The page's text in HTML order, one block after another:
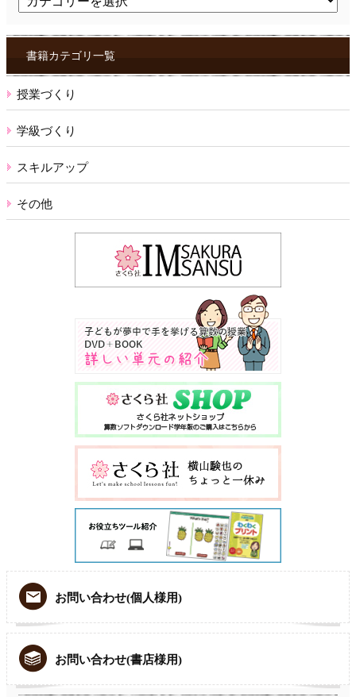
ク
ス書籍カテゴリ一覧
授業づくり
学級づくり
スキルアップ
その他
お問い合わせ(個人様用)
お問い合わせ(書店様用)